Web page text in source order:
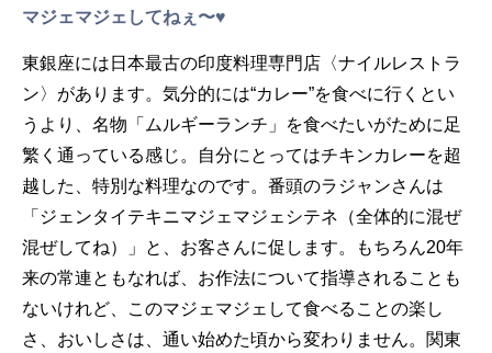
マジェマジェしてねぇ〜♥
東銀座には日本最古の印度料理専門店〈ナイルレストラ
ン〉があります。気分的には“カレー”を食べに行くとい
うより、名物「ムルギーランチ」を食べたいがために足
繁く通っている感じ。自分にとってはチキンカレーを超
越した、特別な料理なのです。番頭のラジャンさんは
「ジェンタイテキニマジェマジェシテネ（全体的に混ぜ
混ぜしてね）」と、お客さんに促します。もちろん20年
来の常連ともなれば、お作法について指導されることも
ないけれど、このマジェマジェして食べることの楽し
さ、おいしさは、通い始めた頃から変わりません。関東